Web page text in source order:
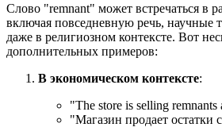
Слово "remnant" может встречаться в
включая повседневную речь, научные
даже в религиозном контексте. Вот
дополнительных примеров:
В экономическом контексте:
"The store is selling remnants
"Магазин продает остатки